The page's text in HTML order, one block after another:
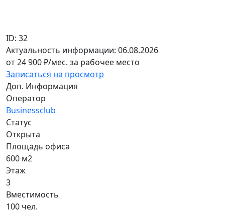
ID: 32
Актуальность информации: 06.08.2026
от24 900₽/мес. за рабочее место
Записаться на просмотр
Доп. Информация
Оператор
Businessclub
Статус
Открыта
Площадь офиса
600 м2
Этаж
3
Вместимость
100 чел.